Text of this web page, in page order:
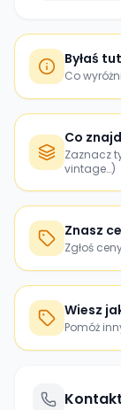
Byłaś
Co
Co
Zaznacz
vintage…)
Znasz
Zgłoś
Wiesz
Pomóż
Kontakt